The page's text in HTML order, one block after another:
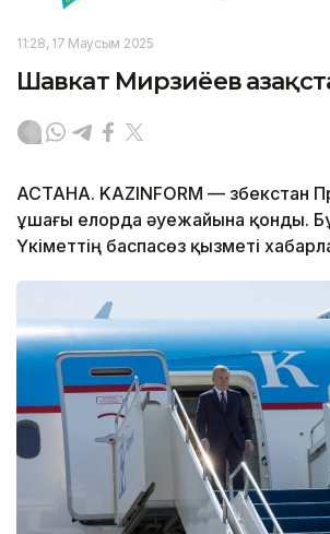
11:28, 17 Маусым 2025
Шавкат Мирзиёев
АСТАНА. KAZINFORM — Өзбекстан
ұшағы елорда әуежайына қонды.
Үкіметтің баспасөз қызметі